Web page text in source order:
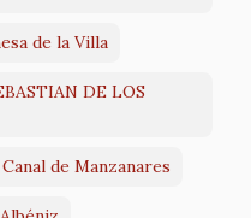
de la Villa
DE LOS
de Manzanares